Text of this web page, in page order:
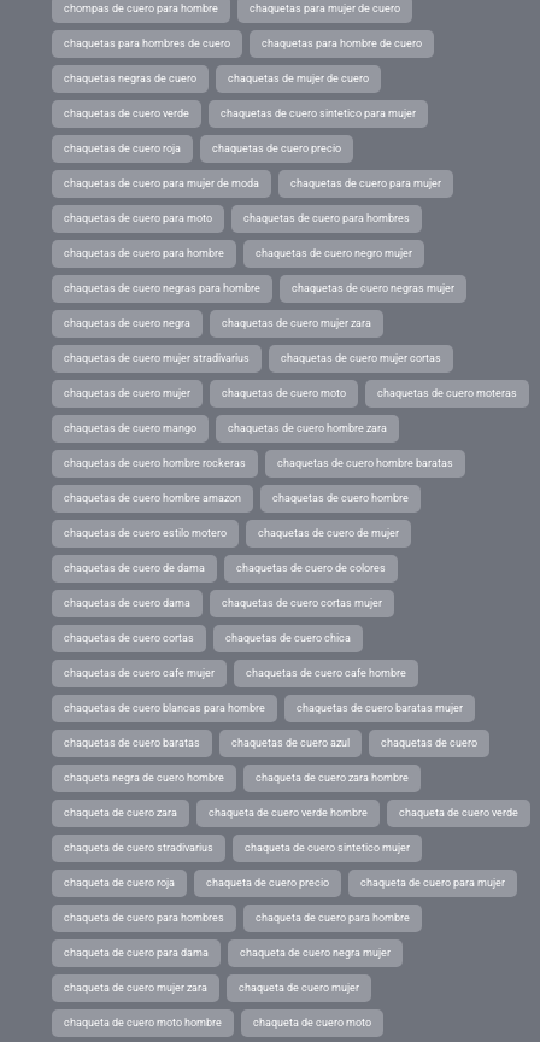
chompas de cuero para hombre chaquetas para mujer de cuero
chaquetas para hombres de cuero chaquetas para hombre de cuero
chaquetas negras de cuero chaquetas de mujer de cuero
chaquetas de cuero verde chaquetas de cuero sintetico para mujer
chaquetas de cuero roja chaquetas de cuero precio
chaquetas de cuero para mujer de moda chaquetas de cuero para mujer
chaquetas de cuero para moto chaquetas de cuero para hombres
chaquetas de cuero para hombre chaquetas de cuero negro mujer
chaquetas de cuero negras para hombre chaquetas de cuero negras mujer
chaquetas de cuero negra chaquetas de cuero mujer zara
chaquetas de cuero mujer stradivarius chaquetas de cuero mujer cortas
chaquetas de cuero mujer chaquetas de cuero moto chaquetas de cuero moteras
chaquetas de cuero mango chaquetas de cuero hombre zara
chaquetas de cuero hombre rockeras chaquetas de cuero hombre baratas
chaquetas de cuero hombre amazon chaquetas de cuero hombre
chaquetas de cuero estilo motero chaquetas de cuero de mujer
chaquetas de cuero de dama chaquetas de cuero de colores
chaquetas de cuero dama chaquetas de cuero cortas mujer
chaquetas de cuero cortas chaquetas de cuero chica
chaquetas de cuero cafe mujer chaquetas de cuero cafe hombre
chaquetas de cuero blancas para hombre chaquetas de cuero baratas mujer
chaquetas de cuero baratas chaquetas de cuero azul chaquetas de cuero
chaqueta negra de cuero hombre chaqueta de cuero zara hombre
chaqueta de cuero zara chaqueta de cuero verde hombre chaqueta de cuero verde
chaqueta de cuero stradivarius chaqueta de cuero sintetico mujer
chaqueta de cuero roja chaqueta de cuero precio chaqueta de cuero para mujer
chaqueta de cuero para hombres chaqueta de cuero para hombre
chaqueta de cuero para dama chaqueta de cuero negra mujer
chaqueta de cuero mujer zara chaqueta de cuero mujer
chaqueta de cuero moto hombre chaqueta de cuero moto